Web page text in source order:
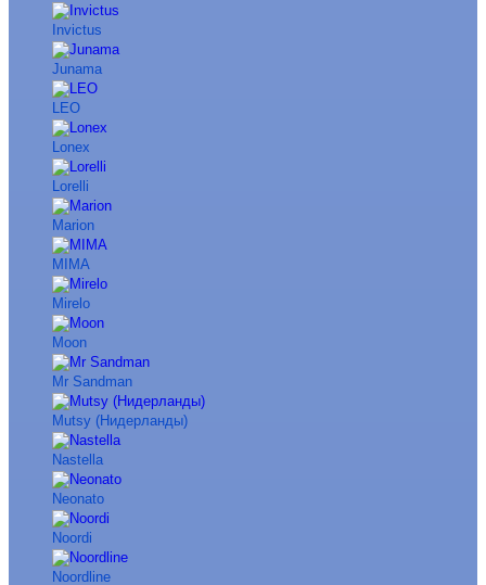
Invictus
Junama
LEO
Lonex
Lorelli
Marion
MIMA
Mirelo
Moon
Mr Sandman
Mutsy (Нидерланды)
Nastella
Neonato
Noordi
Noordline